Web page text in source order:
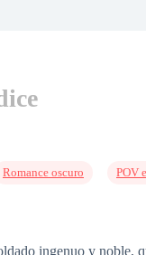
Romance oscuro POV
ingenuo y noble,